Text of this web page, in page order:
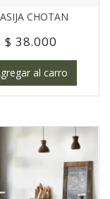
CHOTAN
$ 38.000
al carro